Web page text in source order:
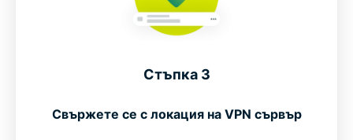
Стъпка 3
Свържете се с локация на VPN сървър